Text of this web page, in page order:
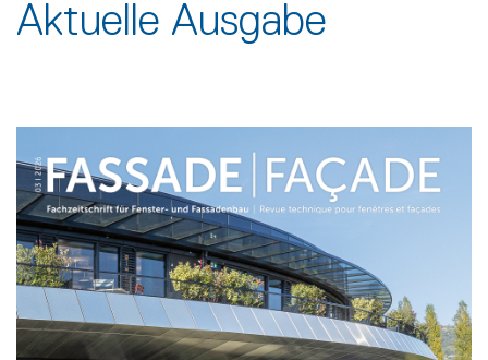
Aktuelle Ausgabe